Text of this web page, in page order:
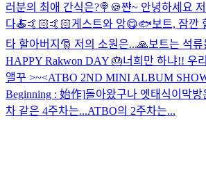
러분의 최애 간식은?🍭🍪쨘~ 안녕하세요
다🍝🤙🏻🤙🏻게스트와 앙😋🐟보트, 잠깐
타 할아버지🎅 저의 소원은...🙏보트는 석
HAPPY Rakwon DAY 🎂너희만 하냐!! 우
앨꾸 >~<ATBO 2ND MINI ALBUM
Beginning : 始作]돌아왔구나 엣태식이 막방
차 같은 4주차는...ATBO의 2주차는...